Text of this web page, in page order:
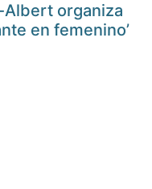
organiza
en femenino’